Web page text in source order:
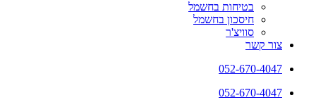
בטיחות בחשמל
חיסכון בחשמל
סוויצ'ר
צור קשר
052-670-4047
052-670-4047